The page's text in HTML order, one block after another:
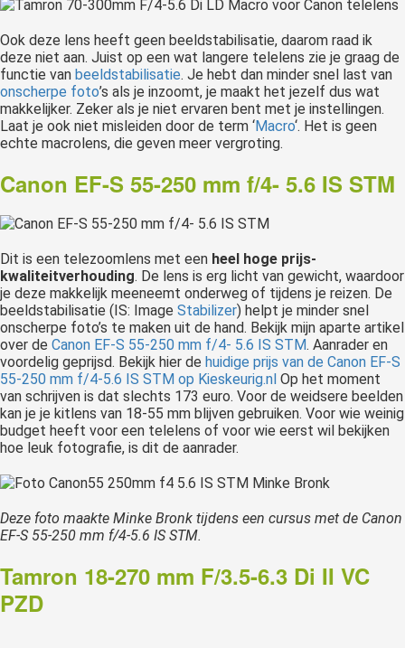
Ook deze lens heeft geen beeldstabilisatie, daarom raad ik
deze niet aan. Juist op een wat langere telelens zie je graag de
functie van beeldstabilisatie. Je hebt dan minder snel last van
onscherpe foto’s als je inzoomt, je maakt het jezelf dus wat
makkelijker. Zeker als je niet ervaren bent met je instellingen.
Laat je ook niet misleiden door de term ‘Macro‘. Het is geen
echte macrolens, die geven meer vergroting.
Canon EF-S 55-250 mm f/4- 5.6 IS STM
Dit is een telezoomlens met een heel hoge prijs-
kwaliteitverhouding. De lens is erg licht van gewicht, waardoor
je deze makkelijk meeneemt onderweg of tijdens je reizen. De
beeldstabilisatie (IS: Image Stabilizer) helpt je minder snel
onscherpe foto’s te maken uit de hand. Bekijk mijn aparte artikel
over de Canon EF-S 55-250 mm f/4- 5.6 IS STM. Aanrader en
voordelig geprijsd. Bekijk hier de huidige prijs van de Canon EF-S
55-250 mm f/4-5.6 IS STM op Kieskeurig.nl Op het moment
van schrijven is dat slechts 173 euro. Voor de weidsere beelden
kan je je kitlens van 18-55 mm blijven gebruiken. Voor wie weinig
budget heeft voor een telelens of voor wie eerst wil bekijken
hoe leuk fotografie, is dit de aanrader.
Deze foto maakte Minke Bronk tijdens een cursus met de Canon
EF-S 55-250 mm f/4-5.6 IS STM.
Tamron 18-270 mm F/3.5-6.3 Di II VC
PZD